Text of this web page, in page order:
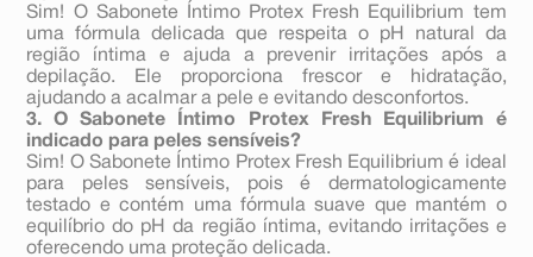
Sim! O Sabonete Íntimo Protex Fresh Equilibrium tem
uma fórmula delicada que respeita o pH natural da
região íntima e ajuda a prevenir irritações após a
depilação. Ele proporciona frescor e hidratação,
ajudando a acalmar a pele e evitando desconfortos.
3. O Sabonete Íntimo Protex Fresh Equilibrium é
indicado para peles sensíveis?
Sim! O Sabonete Íntimo Protex Fresh Equilibrium é ideal
para peles sensíveis, pois é dermatologicamente
testado e contém uma fórmula suave que mantém o
equilíbrio do pH da região íntima, evitando irritações e
oferecendo uma proteção delicada.